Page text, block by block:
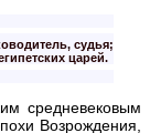
судья;
царей.
средневековым
Возрождения,